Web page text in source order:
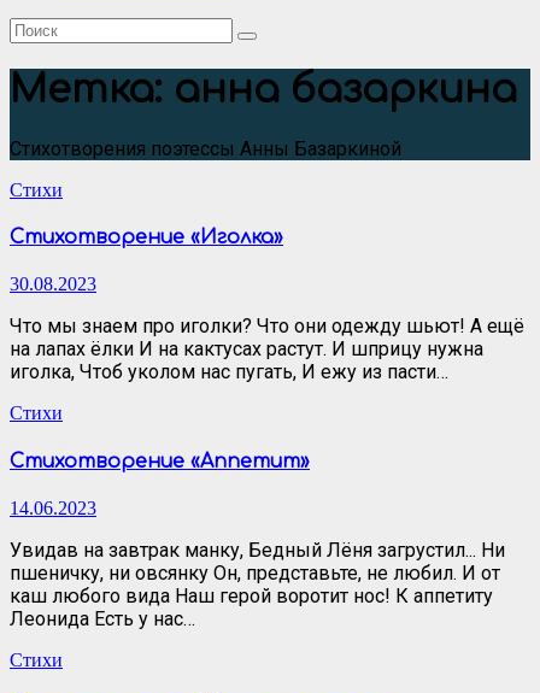
Метка: анна базаркина
Стихотворения поэтессы Анны Базаркиной
Стихи
Стихотворение «Иголка»
30.08.2023
Что мы знаем про иголки? Что они одежду шьют! А ещё
на лапах ёлки И на кактусах растут. И шприцу нужна
иголка, Чтоб уколом нас пугать, И ежу из пасти…
Стихи
Стихотворение «Аппетит»
14.06.2023
Увидав на завтрак манку, Бедный Лёня загрустил... Ни
пшеничку, ни овсянку Он, представьте, не любил. И от
каш любого вида Наш герой воротит нос! К аппетиту
Леонида Есть у нас…
Стихи